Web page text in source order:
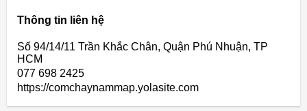
Thông tin liên hệ
Số 94/14/11 Trần Khắc Chân, Quận Phú Nhuận, TP
HCM
077 698 2425
https://comchaynammap.yolasite.com